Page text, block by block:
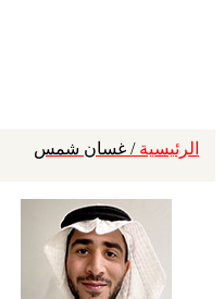
الرئيسية / غسان شمس